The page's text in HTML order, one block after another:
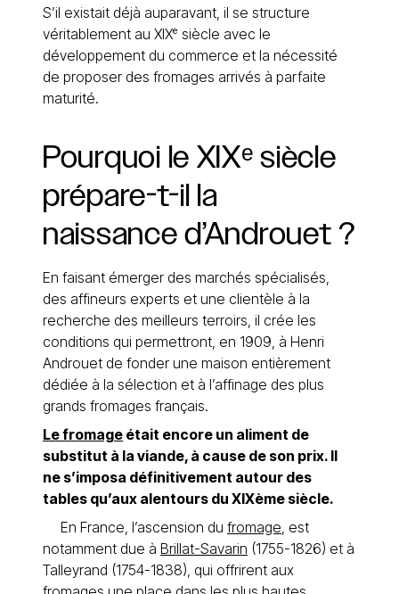
S’il existait déjà auparavant, il se structure
véritablement au XIXᵉ siècle avec le
développement du commerce et la nécessité
de proposer des fromages arrivés à parfaite
maturité.
Pourquoi le XIXᵉ siècle
prépare-t-il la
naissance d’Androuet?
En faisant émerger des marchés spécialisés,
des affineurs experts et une clientèle à la
recherche des meilleurs terroirs, il crée les
conditions qui permettront, en 1909, à Henri
Androuet de fonder une maison entièrement
dédiée à la sélection et à l’affinage des plus
grands fromages français.
Le fromage était encore un aliment de
substitut à la viande, à cause de son prix. Il
ne s’imposa définitivement autour des
tables qu’aux alentours du XIXème siècle.
En France, l’ascension du fromage, est
notamment due à Brillat-Savarin (1755-1826) et à
Talleyrand (1754-1838), qui offrirent aux